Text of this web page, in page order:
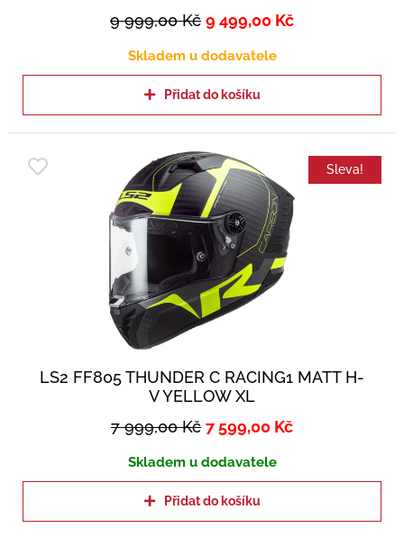
9 999,00Kč 9 499,00 Kč
Skladem u dodavatele
Přidat do košíku
Sleva!
LS2 FF805 THUNDER C RACING1 MATT H-
V YELLOW XL
7 999,00Kč 7 599,00 Kč
Skladem u dodavatele
Přidat do košíku